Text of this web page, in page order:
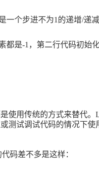
一个步进不为1 的递增/递
都是-1 ，第二行代码初始
使用传统的方式来替代。
测试调试代码的情况下使
码差不多是这样：